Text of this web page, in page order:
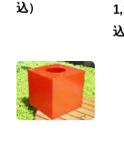
込）
込